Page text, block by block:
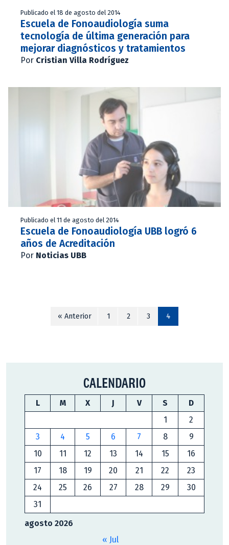
Publicado el 18 de agosto del 2014
Escuela de Fonoaudiología suma
tecnología de última generación para
mejorar diagnósticos y tratamientos
Por Cristian Villa Rodríguez
Publicado el 11 de agosto del 2014
Escuela de Fonoaudiología UBB logró 6
años de Acreditación
Por Noticias UBB
« Anterior 1 2 3 4
CALENDARIO
agosto 2026
L M X J V S
D
1
2
3
4 5 6 7 8
9
10
11 12 13 14 15
16
17
18 19 20 21 22
23
24
25 26 27 28 29
30
31
« Jul